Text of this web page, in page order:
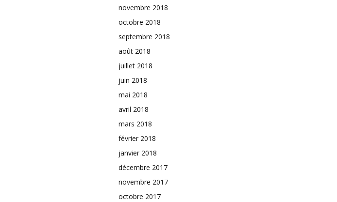
novembre 2018
octobre 2018
septembre 2018
août 2018
juillet 2018
juin 2018
mai 2018
avril 2018
mars 2018
février 2018
janvier 2018
décembre 2017
novembre 2017
octobre 2017